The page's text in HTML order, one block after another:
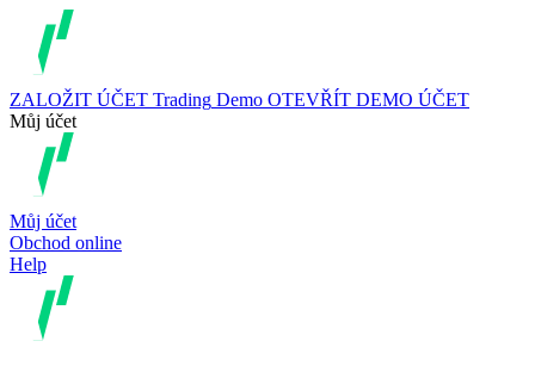
ZALOŽIT ÚČET Trading Demo OTEVŘÍT DEMO ÚČET
Můj účet
Můj účet
Obchod online
Help